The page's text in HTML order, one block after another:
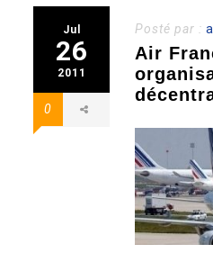
Jul
26
2011
0
Posté par :
Air